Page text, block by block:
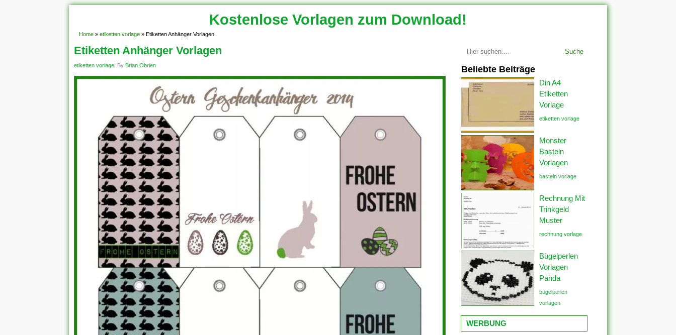
Kostenlose Vorlagen zum Download!
Home » etiketten vorlage » Etiketten Anhänger Vorlagen
Etiketten Anhänger Vorlagen
etiketten vorlage| By Brian Obrien
Suche
Beliebte Beiträge
Din A4
Etiketten
Vorlage
etiketten vorlage
Monster
Basteln
Vorlagen
basteln vorlage
Rechnung Mit
Trinkgeld
Muster
rechnung vorlage
Bügelperlen
Vorlagen
Panda
bügelperlen
vorlagen
WERBUNG